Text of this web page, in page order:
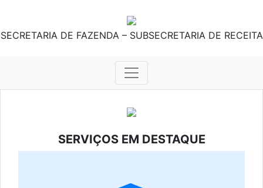
SECRETARIA DE FAZENDA – SUBSECRETARIA DE RECEITA
SERVIÇOS EM DESTAQUE